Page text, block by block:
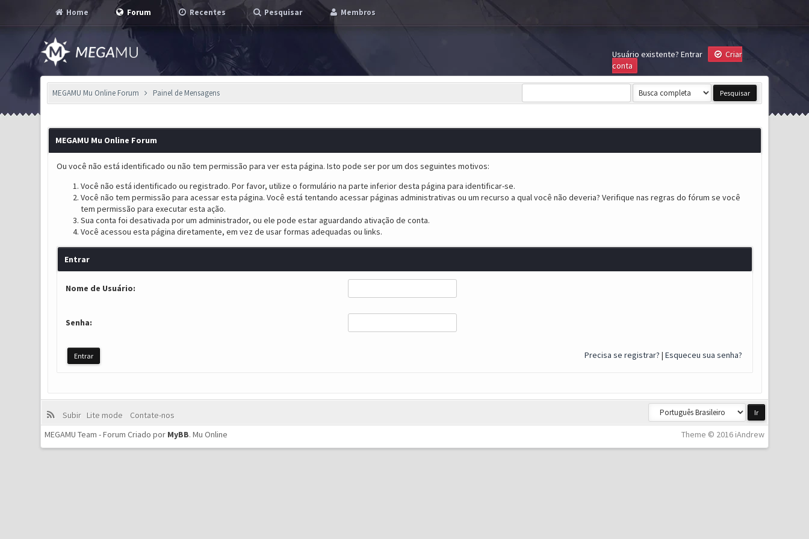
Home Forum Recentes Pesquisar Membros
Usuário existente? Entrar
Criar
conta
MEGAMU Mu Online Forum Painel de Mensagens
MEGAMU Mu Online Forum
Ou você não está identificado ou não tem permissão para ver esta página. Isto pode ser por um dos seguintes motivos:
Você não está identificado ou registrado. Por favor, utilize o formulário na parte inferior desta página para identificar-se.
Você não tem permissão para acessar esta página. Você está tentando acessar páginas administrativas ou um recurso a qual você não deveria? Verifique nas regras do fórum se você
tem permissão para executar esta ação.
Sua conta foi desativada por um administrador, ou ele pode estar aguardando ativação de conta.
Você acessou esta página diretamente, em vez de usar formas adequadas ou links.
Entrar
Nome de Usuário:
Senha:
Precisa se registrar? | Esqueceu sua senha?
Subir Lite mode
Contate-nos
Theme © 2016 iAndrew
MEGAMU Team - Forum Criado por MyBB.Mu Online